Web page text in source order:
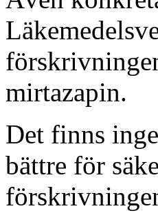
mirtazapin.
Det finns
bättre för